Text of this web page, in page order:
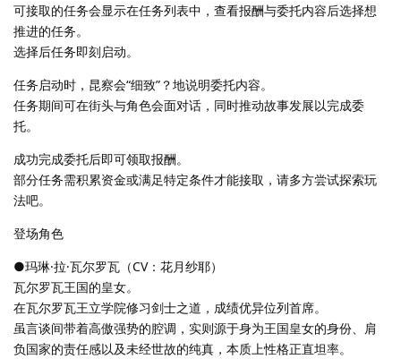
可接取的任务会显示在任务列表中，查看报酬与委托内容后选择想
推进的任务。
选择后任务即刻启动。
任务启动时，昆察会“细致”？地说明委托内容。
任务期间可在街头与角色会面对话，同时推动故事发展以完成委
托。
成功完成委托后即可领取报酬。
部分任务需积累资金或满足特定条件才能接取，请多方尝试探索玩
法吧。
登场角色
●玛琳·拉·瓦尔罗瓦（CV：花月纱耶）
瓦尔罗瓦王国的皇女。
在瓦尔罗瓦王立学院修习剑士之道，成绩优异位列首席。
虽言谈间带着高傲强势的腔调，实则源于身为王国皇女的身份、肩
负国家的责任感以及未经世故的纯真，本质上性格正直坦率。